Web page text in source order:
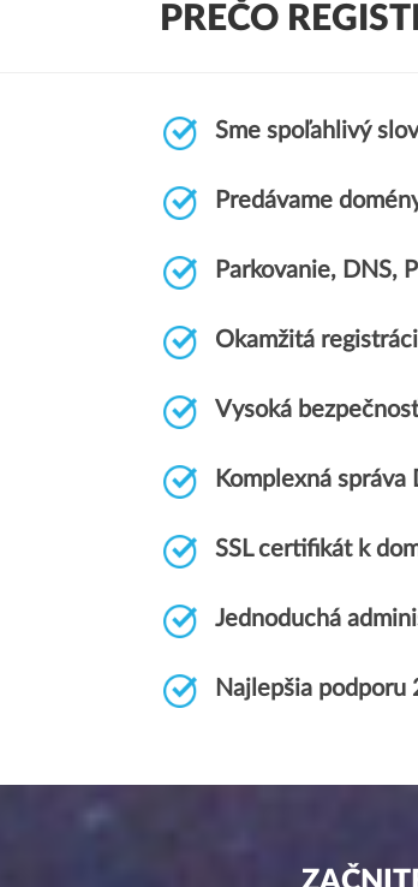
PREČO
Sme spoľahlivý
Predávame
Parkovanie, DNS,
Okamžitá
Vysoká
Komplexná
SSL certifikát k
Jednoduchá
Najlepšia